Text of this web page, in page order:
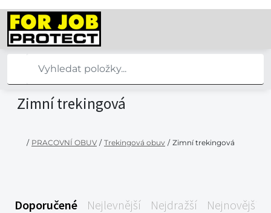
Zimní trekingová
/ PRACOVNÍ OBUV / Trekingová obuv / Zimní trekingová
Doporučené Nejlevnější Nejdražší Nejnovější